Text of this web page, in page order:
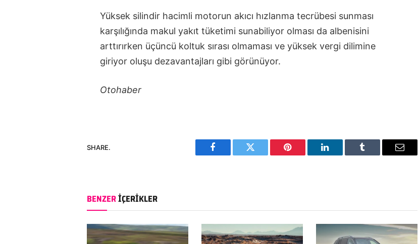
Yüksek silindir hacimli motorun akıcı hızlanma tecrübesi sunması
karşılığında makul yakıt tüketimi sunabiliyor olması da albenisini
arttırırken üçüncü koltuk sırası olmaması ve yüksek vergi dilimine
giriyor oluşu dezavantajları gibi görünüyor.
Otohaber
SHARE.
Facebook Twitter Pinterest LinkedIn Tumblr Email
BENZERİÇERIKLER